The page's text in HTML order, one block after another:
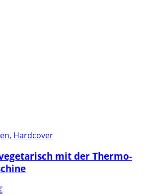
Hardcover
mit der Thermo-
Preisspanne: